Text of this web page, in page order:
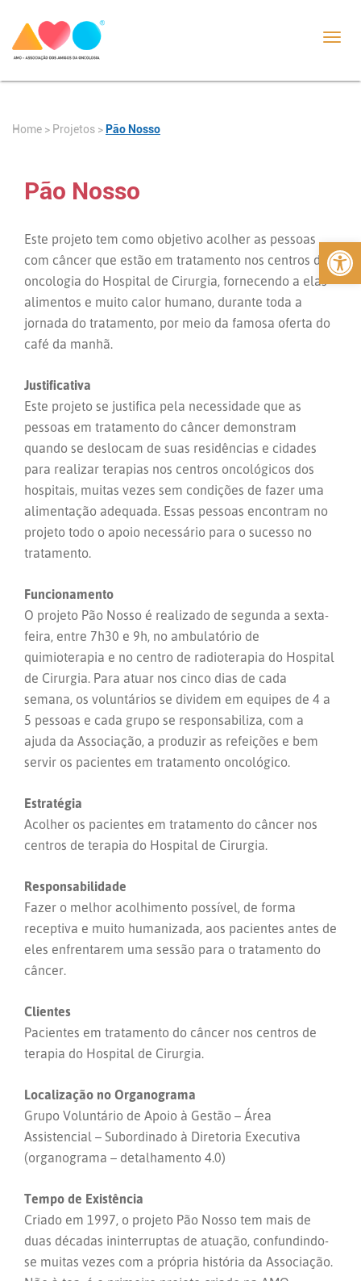
Abrir
Home > Projetos > Pão Nosso
Pão Nosso
Este projeto tem como objetivo acolher as pessoas
com câncer que estão em tratamento nos centros de
oncologia do Hospital de Cirurgia, fornecendo a elas
alimentos e muito calor humano, durante toda a
jornada do tratamento, por meio da famosa oferta do
café da manhã.
Justificativa
Este projeto se justifica pela necessidade que as
pessoas em tratamento do câncer demonstram
quando se deslocam de suas residências e cidades
para realizar terapias nos centros oncológicos dos
hospitais, muitas vezes sem condições de fazer uma
alimentação adequada. Essas pessoas encontram no
projeto todo o apoio necessário para o sucesso no
tratamento.
Funcionamento
O projeto Pão Nosso é realizado de segunda a sexta-
feira, entre 7h30 e 9h, no ambulatório de
quimioterapia e no centro de radioterapia do Hospital
de Cirurgia. Para atuar nos cinco dias de cada
semana, os voluntários se dividem em equipes de 4 a
5 pessoas e cada grupo se responsabiliza, com a
ajuda da Associação, a produzir as refeições e bem
servir os pacientes em tratamento oncológico.
Estratégia
Acolher os pacientes em tratamento do câncer nos
centros de terapia do Hospital de Cirurgia.
Responsabilidade
Fazer o melhor acolhimento possível, de forma
receptiva e muito humanizada, aos pacientes antes de
eles enfrentarem uma sessão para o tratamento do
câncer.
Clientes
Pacientes em tratamento do câncer nos centros de
terapia do Hospital de Cirurgia.
Localização no Organograma
Grupo Voluntário de Apoio à Gestão – Área
Assistencial – Subordinado à Diretoria Executiva
(organograma – detalhamento 4.0)
Tempo de Existência
Criado em 1997, o projeto Pão Nosso tem mais de
duas décadas ininterruptas de atuação, confundindo-
se muitas vezes com a própria história da Associação.